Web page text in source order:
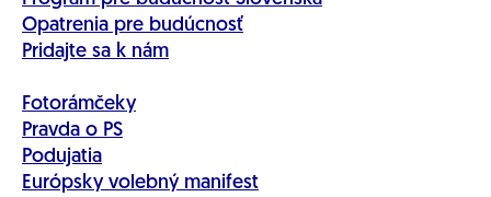
Opatrenia pre budúcnosť
Pridajte sa k nám
Fotorámčeky
Pravda o PS
Podujatia
Európsky volebný manifest